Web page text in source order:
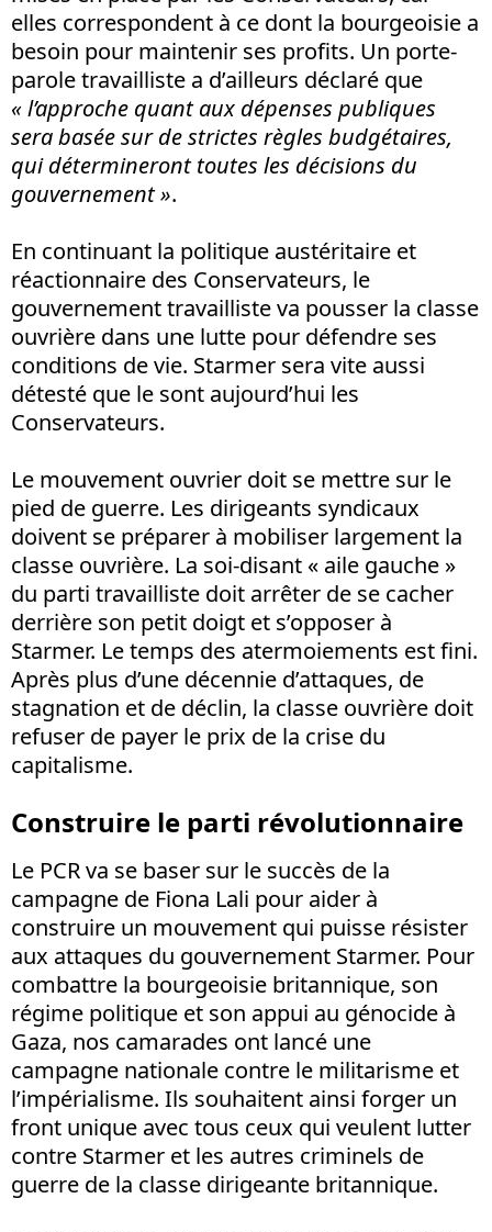
elles correspondent à ce dont la bourgeoisie a
besoin pour maintenir ses profits. Un porte-
parole travailliste a d’ailleurs déclaré que
« l’approche quant aux dépenses publiques
sera basée sur de strictes règles budgétaires,
qui détermineront toutes les décisions du
gouvernement ».
En continuant la politique austéritaire et
réactionnaire des Conservateurs, le
gouvernement travailliste va pousser la classe
ouvrière dans une lutte pour défendre ses
conditions de vie. Starmer sera vite aussi
détesté que le sont aujourd’hui les
Conservateurs.
Le mouvement ouvrier doit se mettre sur le
pied de guerre. Les dirigeants syndicaux
doivent se préparer à mobiliser largement la
classe ouvrière. La soi-disant « aile gauche »
du parti travailliste doit arrêter de se cacher
derrière son petit doigt et s’opposer à
Starmer. Le temps des atermoiements est fini.
Après plus d’une décennie d’attaques, de
stagnation et de déclin, la classe ouvrière doit
refuser de payer le prix de la crise du
capitalisme.
Construire le parti révolutionnaire
Le PCR va se baser sur le succès de la
campagne de Fiona Lali pour aider à
construire un mouvement qui puisse résister
aux attaques du gouvernement Starmer. Pour
combattre la bourgeoisie britannique, son
régime politique et son appui au génocide à
Gaza, nos camarades ont lancé une
campagne nationale contre le militarisme et
l’impérialisme. Ils souhaitent ainsi forger un
front unique avec tous ceux qui veulent lutter
contre Starmer et les autres criminels de
guerre de la classe dirigeante britannique.